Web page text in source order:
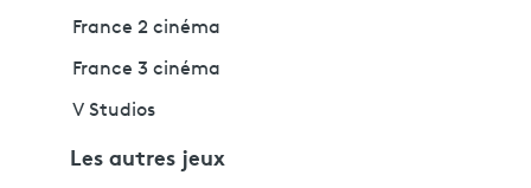
France 2 cinéma
France 3 cinéma
V Studios
Les autres jeux